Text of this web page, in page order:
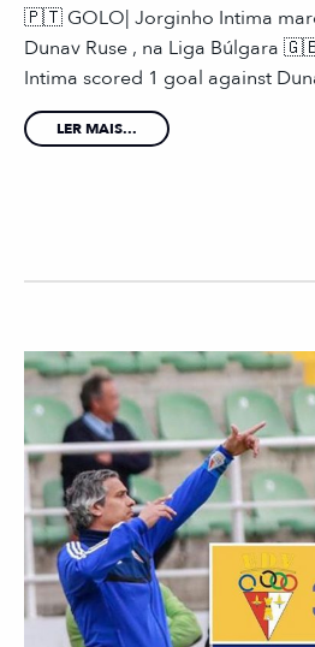
🇵🇹 GOLO| Jorginho Intima
Dunav Ruse , na Liga Búlgara
Intima scored 1 goal against
LER MAIS...